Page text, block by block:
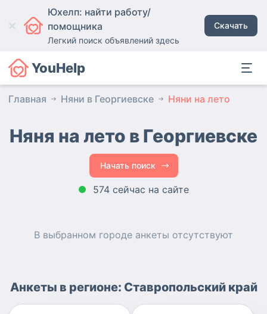
Юхелп: найти работу/
помощника
Легкий поиск объявлений здесь
Скачать
YouHelp
Главная Няни в Георгиевске Няни на лето
Няня на лето в Георгиевске
Начать поиск
574 сейчас на сайте
В выбранном городе анкеты отсутствуют
Анкеты в регионе: Ставропольский край